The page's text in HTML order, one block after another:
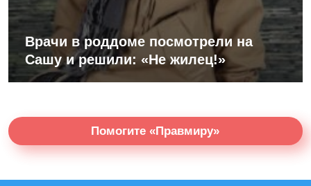
Врачи в роддоме посмотрели на
Сашу и решили: «Не жилец!»
Помогите «Правмиру»